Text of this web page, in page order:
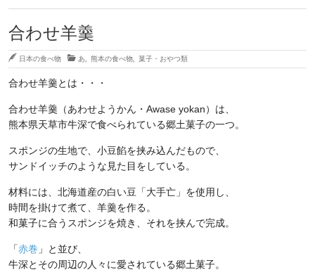
合わせ羊羹
日本の食べ物 あ 熊本の食べ物 菓子・おやつ類
合わせ羊羹とは・・・
合わせ羊羹（あわせようかん・Awase yokan）は、
熊本県天草市牛深で食べられている郷土菓子の一つ。
スポンジの生地で、小豆餡を挟み込んだもので、
サンドイッチのような見た目をしている。
材料には、北海道産の白い豆「大手亡」を使用し、
時間を掛けて煮て、羊羹を作る。
和菓子に合うスポンジを焼き、それを挟んで完成。
「赤巻 」と並び、
牛深とその周辺の人々に愛されている郷土菓子。